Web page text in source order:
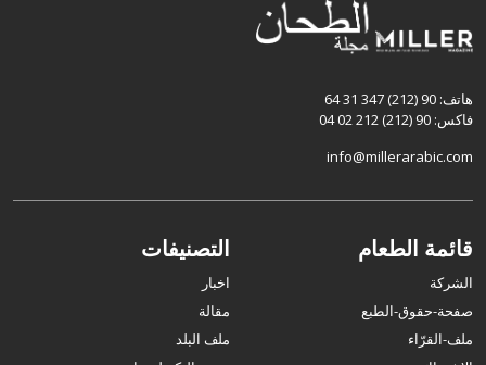
هاتف: 90 (212) 347 31 64
فاكس: 90 (212) 212 02 04
info@millerarabic.com
قائمة الطعام
الشركة
صفحة-حقوق-الطبع
ملف-القرّاء
التصنيفات
اخبار
مقالة
ملف البلد